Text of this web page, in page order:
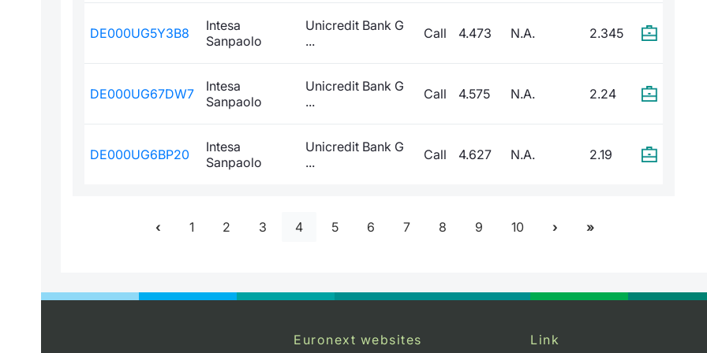
DE000UG5Y3B8
Intesa
Sanpaolo
Unicredit Bank G
...
Call 4.473 N.A. 2.345
DE000UG67DW7
Intesa
Sanpaolo
Unicredit Bank G
...
Call 4.575 N.A. 2.24
DE000UG6BP20
Intesa
Sanpaolo
Unicredit Bank G
...
Call 4.627 N.A. 2.19
1 2 3 4 5 6 7 8 9 10
Euronext websites
Link